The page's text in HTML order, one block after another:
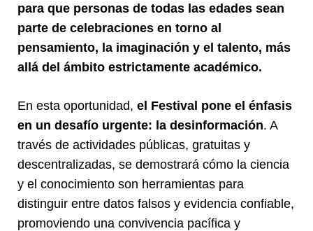
para que personas de todas las edades sean
parte de celebraciones en torno al
pensamiento, la imaginación y el talento, más
allá del ámbito estrictamente académico.
En esta oportunidad, el Festival pone el énfasis
en un desafío urgente: la desinformación. A
través de actividades públicas, gratuitas y
descentralizadas, se demostrará cómo la ciencia
y el conocimiento son herramientas para
distinguir entre datos falsos y evidencia confiable,
promoviendo una convivencia pacífica y